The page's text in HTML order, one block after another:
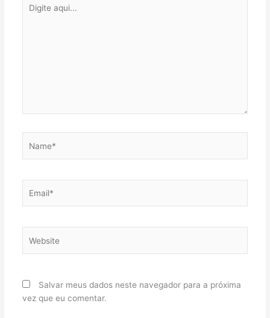
aqui...
Salvar meus dados neste navegador para a próxima
vez que eu comentar.